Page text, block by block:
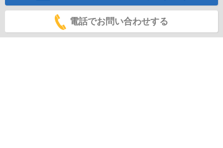
電話でお問い合わせする